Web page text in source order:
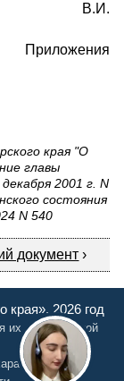
В.И.
края "О
главы
2001 г. N
состояния
N 540
документ ›
края», 2026 год
их официальной